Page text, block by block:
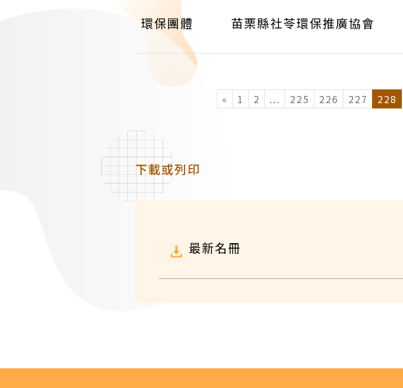
環保團體 苗栗縣社苓環保推廣協會
« 1 2 ... (current)
225 226 227 228
下載或列印
最新名冊